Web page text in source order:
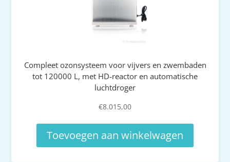
Compleet ozonsysteem voor vijvers en zwembaden
tot 120000 L, met HD-reactor en automatische
luchtdroger
€8.015,00
Toevoegen aan winkelwagen